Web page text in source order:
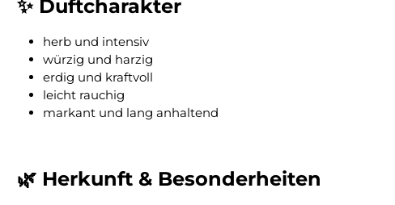
✨ Duftcharakter
herb und intensiv
würzig und harzig
erdig und kraftvoll
leicht rauchig
markant und lang anhaltend
🌿 Herkunft & Besonderheiten